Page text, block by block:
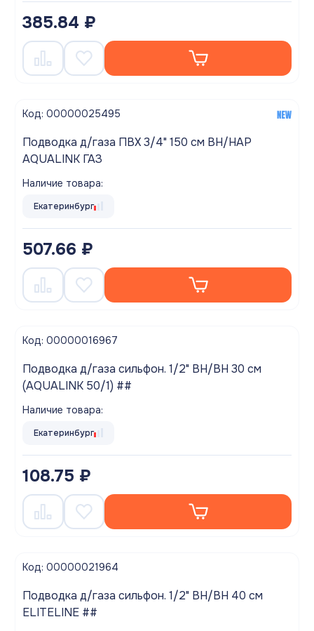
385.84 ₽
Код: 00000025495
Подводка д/газа ПВХ 3/4" 150 см ВН/НАР
AQUALINK ГАЗ
Наличие товара:
Екатеринбург
507.66 ₽
Код: 00000016967
Подводка д/газа сильфон. 1/2" ВН/ВН 30 см
(AQUALINK 50/1) ##
Наличие товара:
Екатеринбург
108.75 ₽
Код: 00000021964
Подводка д/газа сильфон. 1/2" ВН/ВН 40 см
ELITELINE ##